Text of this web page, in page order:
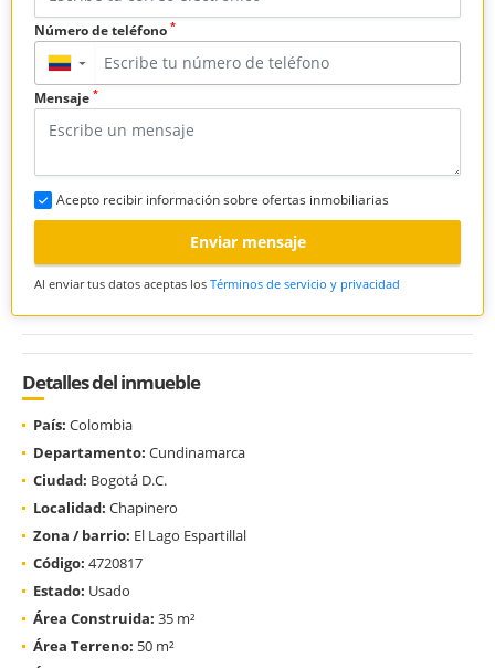
Número de teléfono *
▼
Mensaje *
Acepto recibir información sobre ofertas inmobiliarias
Enviar mensaje
Al enviar tus datos aceptas los Términos de servicio y privacidad
Detalles del inmueble
País: Colombia
Departamento: Cundinamarca
Ciudad: Bogotá D.C.
Localidad: Chapinero
Zona / barrio: El Lago Espartillal
Código: 4720817
Estado: Usado
Área Construida: 35 m²
Área Terreno: 50 m²